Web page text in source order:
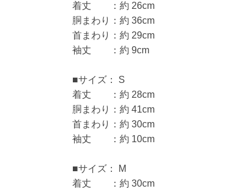
着丈 ：約 26cm
胴まわり：約 36cm
首まわり：約 29cm
袖丈 ：約 9cm
■サイズ： S
着丈 ：約 28cm
胴まわり：約 41cm
首まわり：約 30cm
袖丈 ：約 10cm
■サイズ： M
着丈 ：約 30cm